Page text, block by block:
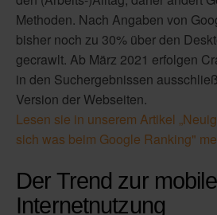
Methoden. Nach Angaben von
bisher noch zu 30% über den
gecrawlt. Ab März 2021 erfolgen
in den Suchergebnissen
Version der Webseiten.
Lesen sie in unserem Artikel „
sich was beim Google Ranking"
Der Trend zur
Internetnutzung